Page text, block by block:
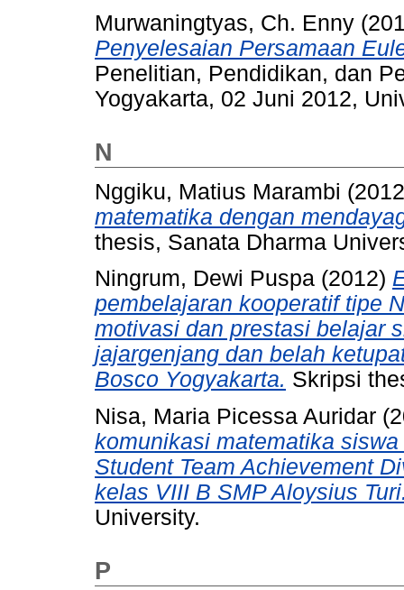
Murwaningtyas, Ch. Enny
Penyelesaian Persamaan
Penelitian, Pendidikan, dan
Yogyakarta, 02 Juni 2012,
N
Nggiku, Matius Marambi
matematika dengan
thesis, Sanata Dharma
Ningrum, Dewi Puspa (2012)
pembelajaran kooperatif tipe
motivasi dan prestasi belajar
jajargenjang dan belah
Bosco Yogyakarta. Skripsi
Nisa, Maria Picessa Auridar
komunikasi matematika
Student Team Achievement
kelas VIII B SMP Aloysius
University.
P